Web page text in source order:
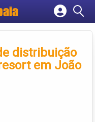
empresa
distribuição
em João